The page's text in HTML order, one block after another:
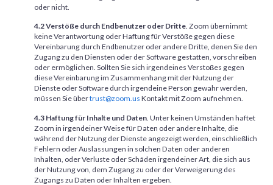
oder nicht.
4.2 Verstöße durch Endbenutzer oder Dritte. Zoom übernimmt
keine Verantwortung oder Haftung für Verstöße gegen diese
Vereinbarung durch Endbenutzer oder andere Dritte, denen Sie den
Zugang zu den Diensten oder der Software gestatten, vorschreiben
oder ermöglichen. Sollten Sie sich irgendeines Verstoßes gegen
diese Vereinbarung im Zusammenhang mit der Nutzung der
Dienste oder Software durch irgendeine Person gewahr werden,
müssen Sie übertrust@zoom.us Kontakt mit Zoom aufnehmen.
4.3 Haftung für Inhalte und Daten. Unter keinen Umständen haftet
Zoom in irgendeiner Weise für Daten oder andere Inhalte, die
während der Nutzung der Dienste angezeigt werden, einschließlich
Fehlern oder Auslassungen in solchen Daten oder anderen
Inhalten, oder Verluste oder Schäden irgendeiner Art, die sich aus
der Nutzung von, dem Zugang zu oder der Verweigerung des
Zugangs zu Daten oder Inhalten ergeben.